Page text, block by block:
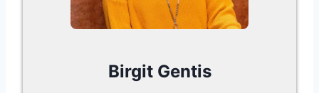
Birgit Gentis